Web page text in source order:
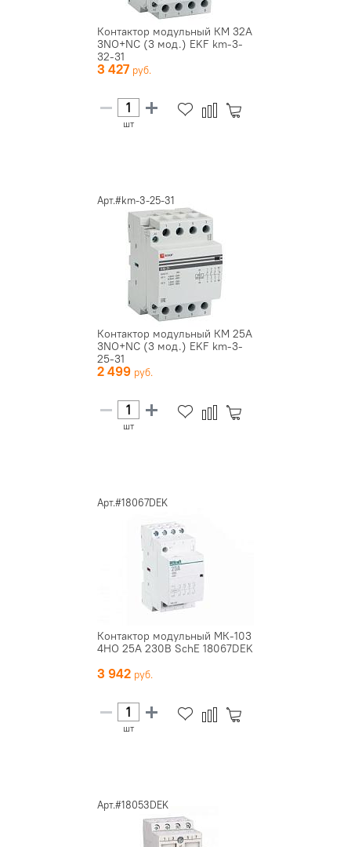
Контактор модульный КМ 32А
3NО+NC (3 мод.) EKF km-3-
32-31
3 427
шт
Арт.#km-3-25-31
Контактор модульный КМ 25А
3NО+NC (3 мод.) EKF km-3-
25-31
2 499
шт
Арт.#18067DEK
Контактор модульный МК-103
4НО 25А 230В SchE 18067DEK
3 942
шт
Арт.#18053DEK